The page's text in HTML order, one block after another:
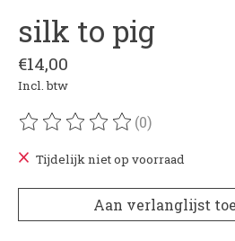
silk to pig
€14,00
Incl. btw
De beoordeling van dit
(0)
Tijdelijk niet op voorraad
Aan verlanglijst